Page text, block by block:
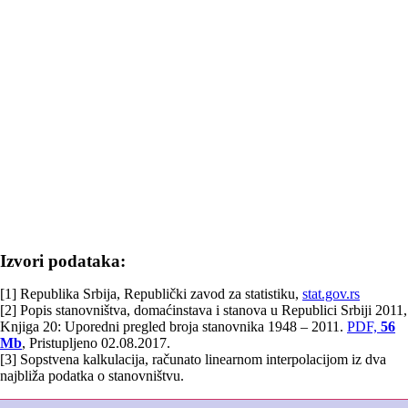
Izvori podataka:
[1] Republika Srbija, Republički zavod za statistiku, stat.gov.rs
[2] Popis stanovništva, domaćinstava i stanova u Republici Srbiji 2011,
Knjiga 20: Uporedni pregled broja stanovnika 1948 – 2011. PDF, 56
Mb, Pristupljeno 02.08.2017.
[3] Sopstvena kalkulacija, računato linearnom interpolacijom iz dva
najbliža podatka o stanovništvu.